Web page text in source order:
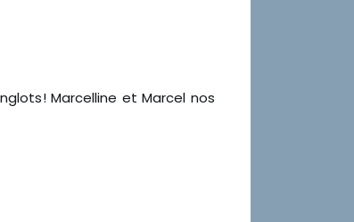
Marcelline et Marcel nos